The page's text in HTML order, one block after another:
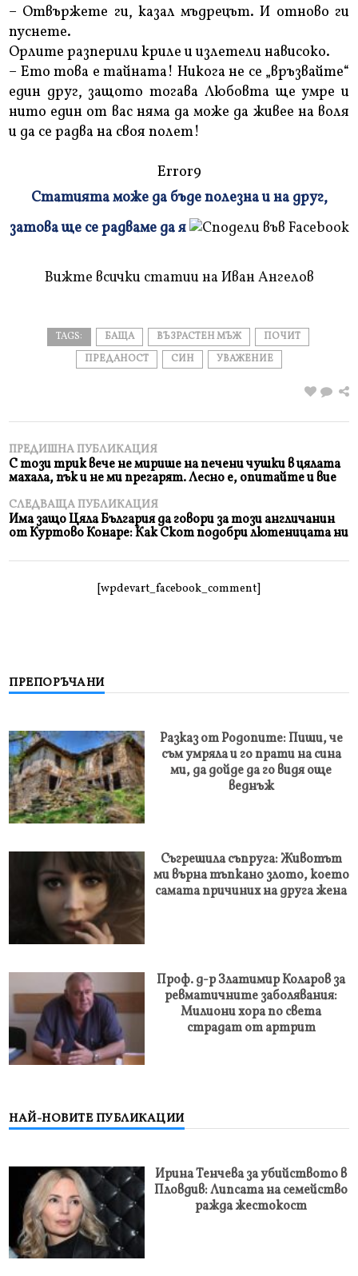
– Отвържете ги, казал мъдрецът. И отново ги
пуснете.
Орлите разперили криле и излетели нависоко.
– Ето това е тайната! Никога не се „връзвайте“
един друг, защото тогава Любовта ще умре и
нито един от вас няма да може да живее на воля
и да се радва на своя полет!
Error9
и
Статията може да бъде полезна и на друг,
затова ще се радваме да я
Вижте всички статии на Иван Ангелов
TAGS: БАЩА ВЪЗРАСТЕН МЪЖ
ПОЧИТ
ПРЕДАНОСТ
СИН УВАЖЕНИЕ
ПРЕДИШНА ПУБЛИКАЦИЯ
С този трик вече не мирише на печени чушки в цялата
махала, пък и не ми прегарят. Лесно е, опитайте и вие
СЛЕДВАЩА ПУБЛИКАЦИЯ
Има защо Цяла България да говори за този англичанин
от Куртово Конаре: Как Скот подобри лютеницата ни
[wpdevart_facebook_comment]
ПРЕПОРЪЧАНИ
Разказ от Родопите: Пиши, че
съм умряла и го прати на сина
ми, да дойде да го видя още
веднъж
Съгрешила съпруга: Животът
ми върна тъпкано злото, което
самата причиних на друга жена
Проф. д-р Златимир Коларов за
ревматичните заболявания:
Милиони хора по света
страдат от артрит
НАЙ-НОВИТЕ ПУБЛИКАЦИИ
Ирина Тенчева за убийството в
Пловдив: Липсата на семейство
ражда жестокост